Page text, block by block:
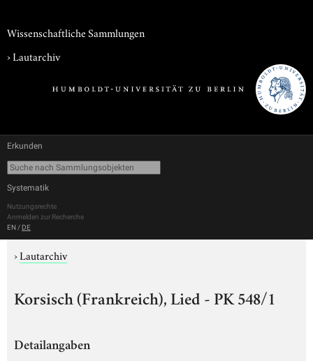
Wissenschaftliche Sammlungen
›Lautarchiv
Erkunden
Systematik
Nutzungsrechte
Anmelden zur Recherche
EN / DE
›Lautarchiv
Korsisch (Frankreich), Lied - PK 548/1
Detailangaben